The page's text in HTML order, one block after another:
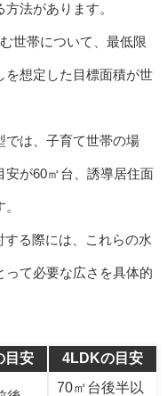
法があります。
世帯について、最低限
を想定した目標面積が世
では、子育て世帯の場
が60㎡台、誘導居住面
る際には、これらの水
て必要な広さを具体的
目安 4LDKの目安
70㎡台後半以